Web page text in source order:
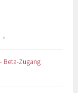
Beta-Zugang